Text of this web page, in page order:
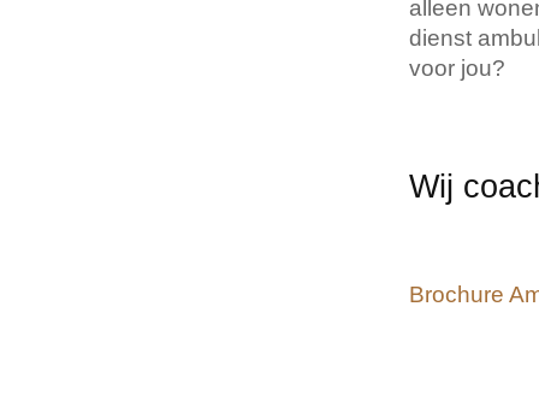
alleen
dienst
voor jou?
Wij
Brochure